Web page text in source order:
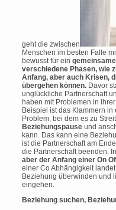
geht die zwischen
Menschen im besten Falle
bewusst für ein
verschiedene Phasen, wie
Anfang, aber auch Krisen,
übergehen können. Davor
unglückliche Partnerschaft
haben mit Problemen in
Beispiel ist das Klammern
Problem, bei dem es zu
Beziehungspause und
kann. Das kann eine
ist die Partnerschaft am
die Partnerschaft beenden.
aber der Anfang einer On
einer Co Abhängigkeit
Beziehung überwinden und
eingehen.
Beziehung suchen,